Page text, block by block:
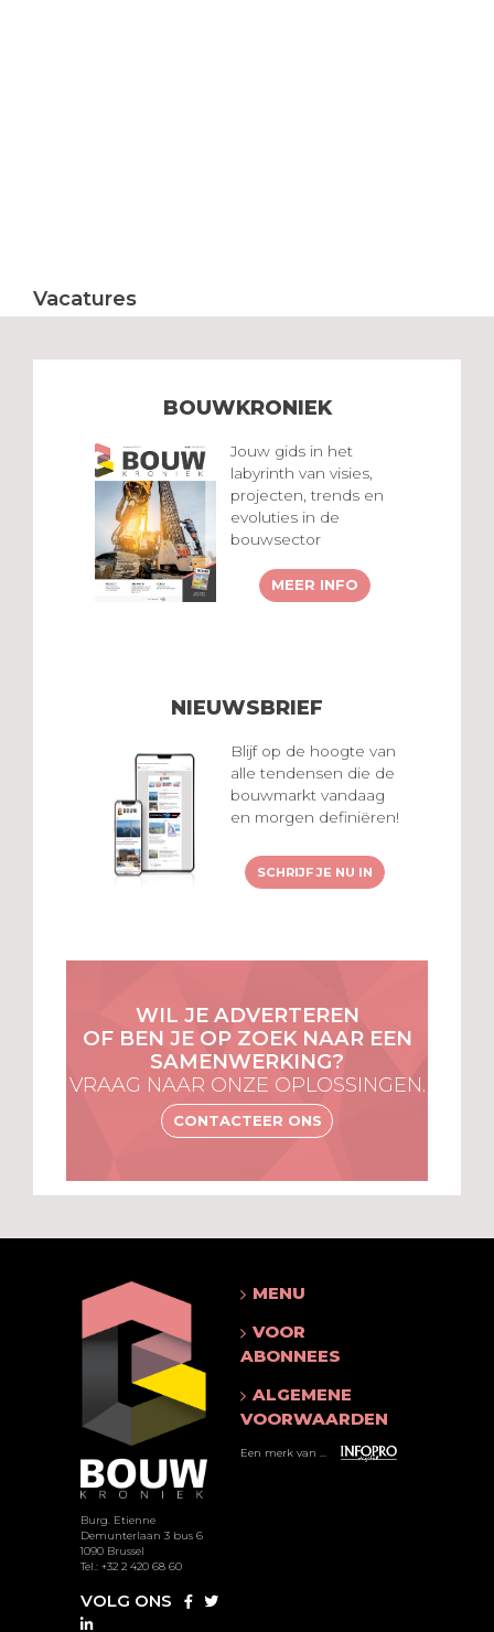
Vacatures
BOUWKRONIEK
Jouw gids in het
labyrinth van visies,
projecten, trends en
evoluties in de
bouwsector
MEER INFO
NIEUWSBRIEF
Blijf op de hoogte van
alle tendensen die de
bouwmarkt vandaag
en morgen definiëren!
SCHRIJF JE NU IN
WIL JE ADVERTEREN
OF BEN JE OP ZOEK NAAR EEN
SAMENWERKING?
VRAAG NAAR ONZE OPLOSSINGEN.
CONTACTEER ONS
Burg. Etienne
Demunterlaan 3 bus 6
1090 Brussel
Tel.: +32 2 420 68 60
VOLG ONS
MENU
VOOR
ABONNEES
ALGEMENE
VOORWAARDEN
Een merk van ...